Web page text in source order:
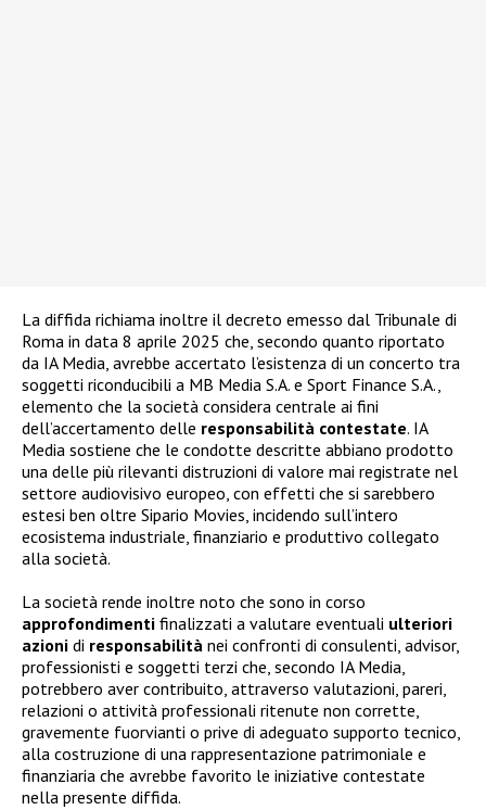
La diffida richiama inoltre il decreto emesso dal Tribunale di
Roma in data 8 aprile 2025 che, secondo quanto riportato
da IA Media, avrebbe accertato l’esistenza di un concerto tra
soggetti riconducibili a MB Media S.A. e Sport Finance S.A.,
elemento che la società considera centrale ai fini
dell’accertamento delle responsabilità contestate. IA
Media sostiene che le condotte descritte abbiano prodotto
una delle più rilevanti distruzioni di valore mai registrate nel
settore audiovisivo europeo, con effetti che si sarebbero
estesi ben oltre Sipario Movies, incidendo sull’intero
ecosistema industriale, finanziario e produttivo collegato
alla società.
La società rende inoltre noto che sono in corso
approfondimenti finalizzati a valutare eventuali ulteriori
azioni di responsabilità nei confronti di consulenti, advisor,
professionisti e soggetti terzi che, secondo IA Media,
potrebbero aver contribuito, attraverso valutazioni, pareri,
relazioni o attività professionali ritenute non corrette,
gravemente fuorvianti o prive di adeguato supporto tecnico,
alla costruzione di una rappresentazione patrimoniale e
finanziaria che avrebbe favorito le iniziative contestate
nella presente diffida.